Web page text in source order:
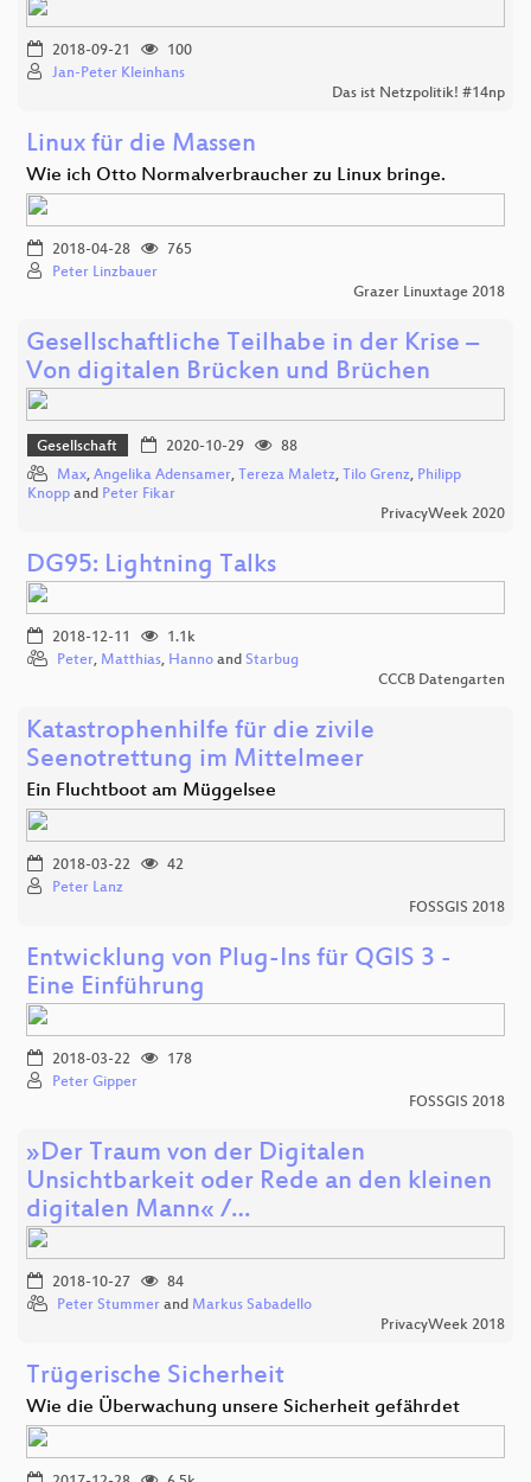
2018-09-21
100
Jan-Peter Kleinhans
Das ist Netzpolitik! #14np
Linux für die Massen
Wie ich Otto Normalverbraucher zu Linux bringe.
2018-04-28
765
Peter Linzbauer
Grazer Linuxtage 2018
Gesellschaftliche Teilhabe in der Krise –
Von digitalen Brücken und Brüchen
Gesellschaft 2020-10-29
88
Max, Angelika Adensamer, Tereza Maletz, Tilo Grenz, Philipp
Knopp and Peter Fikar
PrivacyWeek 2020
DG95: Lightning Talks
2018-12-11
1.1k
Peter, Matthias, Hanno and Starbug
CCCB Datengarten
Katastrophenhilfe für die zivile
Seenotrettung im Mittelmeer
Ein Fluchtboot am Müggelsee
2018-03-22
42
Peter Lanz
FOSSGIS 2018
Entwicklung von Plug-Ins für QGIS 3 -
Eine Einführung
2018-03-22
178
Peter Gipper
FOSSGIS 2018
»Der Traum von der Digitalen
Unsichtbarkeit oder Rede an den kleinen
digitalen Mann« /…
2018-10-27
84
Peter Stummer and Markus Sabadello
PrivacyWeek 2018
Trügerische Sicherheit
Wie die Überwachung unsere Sicherheit gefährdet